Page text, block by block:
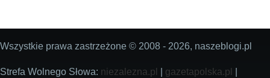
Wszystkie prawa zastrzeżone © 2008 - 2026, naszeblogi.pl
Strefa Wolnego Słowa: niezalezna.pl gazetapolska.pl